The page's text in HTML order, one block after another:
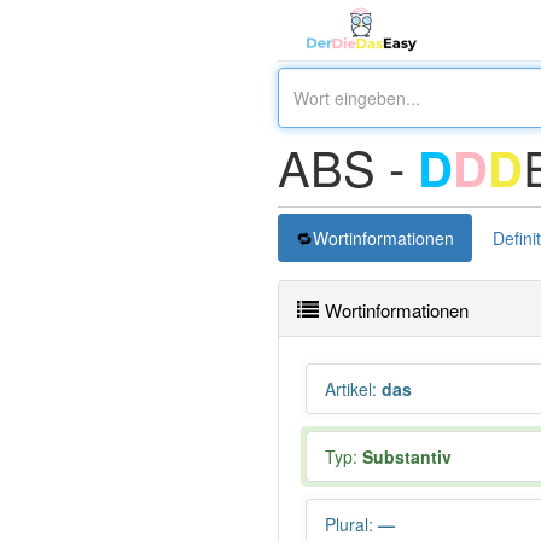
ABS - DDD
Wortinformationen
Wortinformationen
Artikel: das
Typ: Substantiv
Plural: —